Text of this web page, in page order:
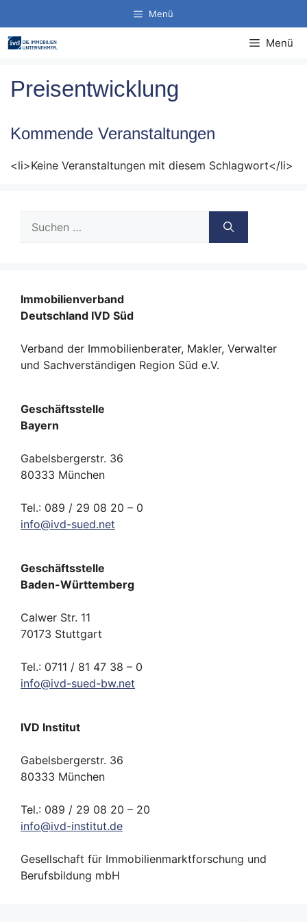
Inhalt
springen
Menü
Menü
Preisentwicklung
Kommende Veranstaltungen
<li>Keine Veranstaltungen mit diesem Schlagwort</li>
nach:
Immobilienverband
Deutschland IVD Süd
Verband der Immobilienberater, Makler, Verwalter
und Sachverständigen Region Süd e.V.
Geschäftsstelle
Bayern
Gabelsbergerstr. 36
80333 München
Tel.: 089 / 29 08 20 – 0
info@ivd-sued.net
Geschäftsstelle
Baden-Württemberg
Calwer Str. 11
70173 Stuttgart
Tel.: 0711 / 81 47 38 – 0
info@ivd-sued-bw.net
IVD Institut
Gabelsbergerstr. 36
80333 München
Tel.: 089 / 29 08 20 – 20
info@ivd-institut.de
Gesellschaft für Immobilienmarktforschung und
Berufsbildung mbH